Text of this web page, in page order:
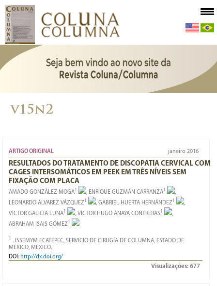
v15n2
ARTIGO ORIGINAL janeiro 2016
RESULTADOS DO TRATAMENTO DE DISCOPATIA CERVICAL COM
CAGES INTERSOMÁTICOS EM PEEK EM TRÊS NÍVEIS SEM
FIXAÇÃO COM PLACA
AMADO GONZÁLEZ MOGA1 , ENRIQUE GUZMÁN CARRANZA1
,
LEONARDO ÁLVAREZ VÁZQUEZ1 , GABRIEL HUERTA HERNÁNDEZ1
,
VÍCTOR GALICIA LUNA1 , VÍCTOR HUGO ANAYA CONTRERAS1
,
ABRAHAM ISAIS GÓMEZ1
1 . ISSEMYM ECATEPEC, SERVICIO DE CIRUGÍA DE COLUMNA, ESTADO DE
MÉXICO, MÉXICO.
DOI: http://dx.doi.org/
Visualizações: 677